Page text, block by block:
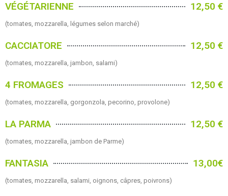
VÉGÉTARIENNE 12,50 €
(tomates, mozzarella, légumes selon marché)
CACCIATORE 12,50 €
(tomates, mozzarella, jambon, salami)
4 FROMAGES 12,50 €
(tomates, mozzarella, gorgonzola, pecorino, provolone)
LA PARMA 12,50 €
(tomates, mozzarella, jambon de Parme)
FANTASIA 13,00€
(tomates, mozzarella, salami, oignons, câpres, poivrons)